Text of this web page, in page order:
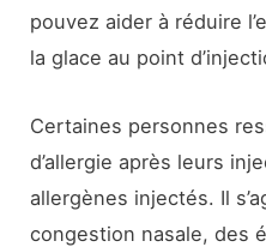
pouvez aider à réduire
la glace au point
Certaines personnes
d’allergie après leurs
allergènes injectés. Il
congestion nasale, des